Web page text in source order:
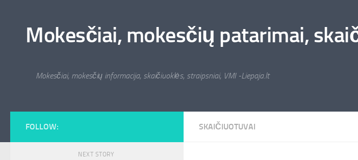
Mokesčiai, mokesčių patarimai,
Mokesčiai, mokesčių informacija, skaičiuoklės, straipsniai, VMI -Liepaja.lt
SKAIČIUOTUVAI
FOLLOW:
NEXT STORY